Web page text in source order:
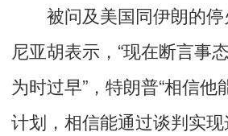
被问及美国同伊朗的停
尼亚胡表示，“现在断言事
为时过早”，特朗普“相信
计划，相信能通过谈判实